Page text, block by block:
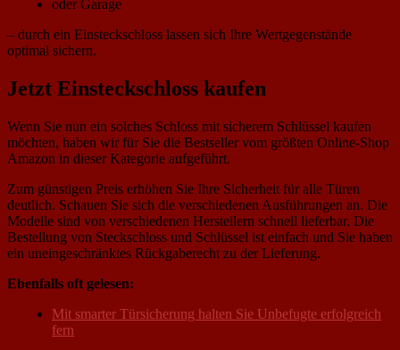
oder Garage
– durch ein Einsteckschloss lassen sich Ihre Wertgegenstände
optimal sichern.
Jetzt Einsteckschloss kaufen
Wenn Sie nun ein solches Schloss mit sicherem Schlüssel kaufen
möchten, haben wir für Sie die Bestseller vom größten Online-Shop
Amazon in dieser Kategorie aufgeführt.
Zum günstigen Preis erhöhen Sie Ihre Sicherheit für alle Türen
deutlich. Schauen Sie sich die verschiedenen Ausführungen an. Die
Modelle sind von verschiedenen Herstellern schnell lieferbar. Die
Bestellung von Steckschloss und Schlüssel ist einfach und Sie haben
ein uneingeschränktes Rückgaberecht zu der Lieferung.
Ebenfalls oft gelesen:
Mit smarter Türsicherung halten Sie Unbefugte erfolgreich
fern